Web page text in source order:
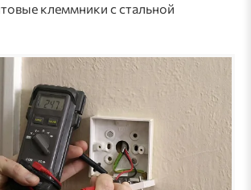
клеммники с стальной